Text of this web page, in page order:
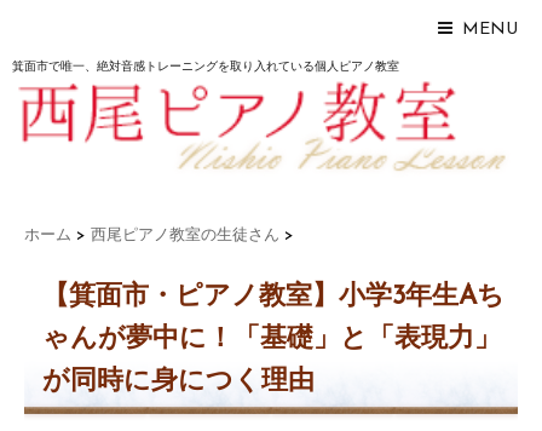
MENU
箕面市で唯一、絶対音感トレーニングを取り入れている個人ピアノ教室
ホーム > 西尾ピアノ教室の生徒さん >
【箕面市・ピアノ教室】小学3年生Aち
ゃんが夢中に！「基礎」と「表現力」
が同時に身につく理由